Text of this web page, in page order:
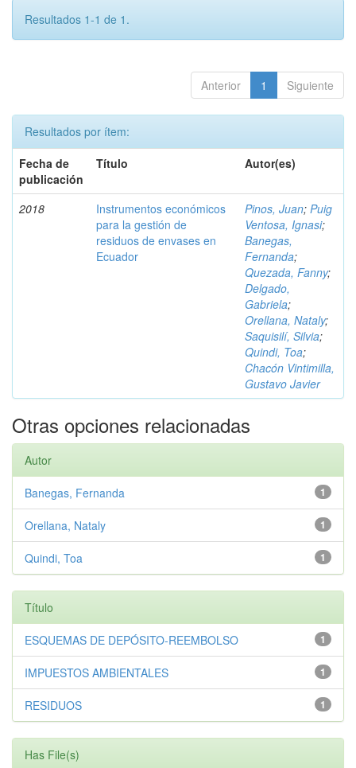
Resultados 1-1 de 1.
Anterior 1 Siguiente
Resultados por ítem:
Fecha de
publicación
Título Autor(es)
2018
Instrumentos económicos
para la gestión de
residuos de envases en
Ecuador
Pinos, Juan; Puig
Ventosa, Ignasi;
Banegas,
Fernanda;
Quezada, Fanny;
Delgado,
Gabriela;
Orellana, Nataly;
Saquisilí, Silvia;
Quindi, Toa;
Chacón Vintimilla,
Gustavo Javier
Otras opciones relacionadas
Autor
1
Banegas, Fernanda
1
Orellana, Nataly
1
Quindi, Toa
Título
1
ESQUEMAS DE DEPÓSITO-REEMBOLSO
1
IMPUESTOS AMBIENTALES
1
RESIDUOS
Has File(s)